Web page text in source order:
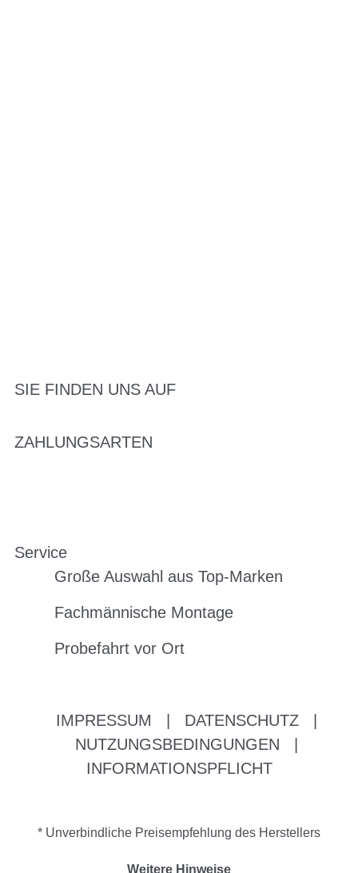
SIE FINDEN UNS AUF
ZAHLUNGSARTEN
Service
Große Auswahl aus Top-Marken
Fachmännische Montage
Probefahrt vor Ort
IMPRESSUM DATENSCHUTZ
NUTZUNGSBEDINGUNGEN
INFORMATIONSPFLICHT
* Unverbindliche Preisempfehlung des Herstellers
Weitere Hinweise